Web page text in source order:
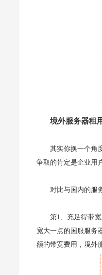
境外服务器租
其实你换一个角
争取的肯定是企业用
对比与国内的服
第1、充足得带
宽大一点的国服服务
额的带宽费用，境外